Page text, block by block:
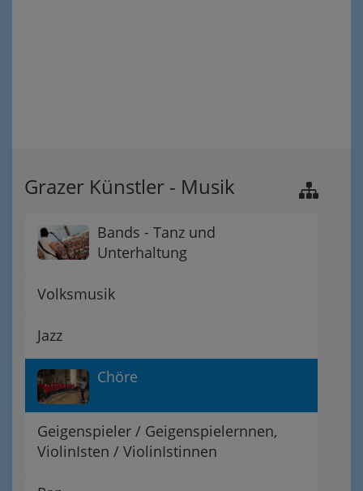
Grazer Künstler - Musik
Bands - Tanz und
Unterhaltung
Volksmusik
Jazz
Chöre
Geigenspieler / Geigenspielernnen,
ViolinIsten / ViolinIstinnen